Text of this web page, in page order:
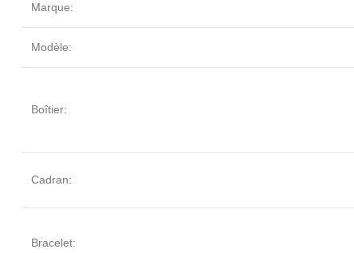
Marque:
Modèle:
Boîtier:
Cadran:
Bracelet: